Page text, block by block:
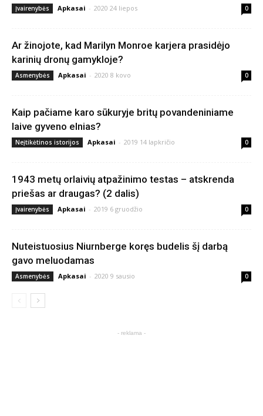
Įvairenybės Apkasai - 2020 24 liepos 0
Ar žinojote, kad Marilyn Monroe karjera prasidėjo
karinių dronų gamykloje?
Asmenybės Apkasai - 2020 8 kovo 0
Kaip pačiame karo sūkuryje britų povandeniniame
laive gyveno elnias?
Neįtikėtinos istorijos Apkasai - 2019 14 lapkričio 0
1943 metų orlaivių atpažinimo testas – atskrenda
priešas ar draugas? (2 dalis)
Įvairenybės Apkasai - 2019 6 gruodžio 0
Nuteistuosius Niurnberge koręs budelis šį darbą
gavo meluodamas
Asmenybės Apkasai - 2020 9 sausio 0
- reklama -